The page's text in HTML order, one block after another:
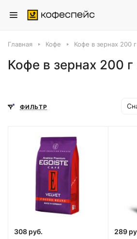
Главная Кофе Кофе в зернах 200 г
Кофе в зернах 200 г
ФИЛЬТР
308 руб.
289